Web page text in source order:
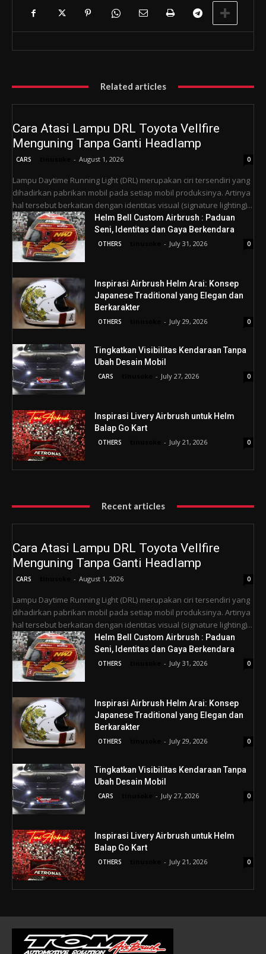
Related articles
Cara Atasi Lampu DRL Toyota Vellfire
Menguning Tanpa Ganti Headlamp
CARS - August 1, 2026 0
Lampu Daytime Running Light (DRL) merupakan ciri tersendiri yang
dihadirkan pabrikan mobil pada setiap mobil produksinya. Artinya
hal tersebut berkaitan dengan identitas visual (signature lighting)...
Helm Bell Custom Airbrush : Paduan
Seni, Identitas dan Gaya Berkendara
OTHERS - July 31, 2026 0
Inspirasi Airbrush Helm Arai: Konsep
Japanese Traditional yang Elegan dan
Berkarakter
OTHERS - July 29, 2026 0
Tingkatkan Visibilitas Kendaraan Tanpa
Ubah Desain Mobil
CARS - July 27, 2026 0
Inspirasi Livery Airbrush untuk Helm
Balap Go Kart
OTHERS - July 21, 2026 0
Recent articles
Cara Atasi Lampu DRL Toyota Vellfire
Menguning Tanpa Ganti Headlamp
CARS - August 1, 2026 0
Lampu Daytime Running Light (DRL) merupakan ciri tersendiri yang
dihadirkan pabrikan mobil pada setiap mobil produksinya. Artinya
hal tersebut berkaitan dengan identitas visual (signature lighting)...
Helm Bell Custom Airbrush : Paduan
Seni, Identitas dan Gaya Berkendara
OTHERS - July 31, 2026 0
Inspirasi Airbrush Helm Arai: Konsep
Japanese Traditional yang Elegan dan
Berkarakter
OTHERS - July 29, 2026 0
Tingkatkan Visibilitas Kendaraan Tanpa
Ubah Desain Mobil
CARS - July 27, 2026 0
Inspirasi Livery Airbrush untuk Helm
Balap Go Kart
OTHERS - July 21, 2026 0